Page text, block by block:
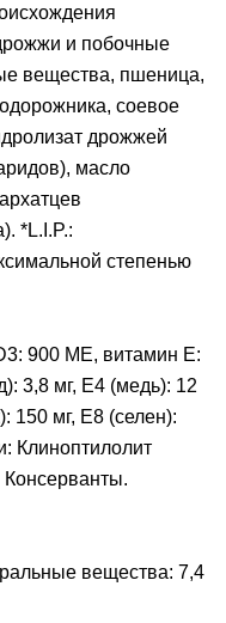
и побочные
вещества, пшеница,
соевое
дрожжей
масло
*L.I.P.:
степенью
900 МЕ, витамин E:
3,8 мг, E4 (медь): 12
150 мг, E8 (селен):
Клиноптилолит
Консерванты.
вещества: 7,4